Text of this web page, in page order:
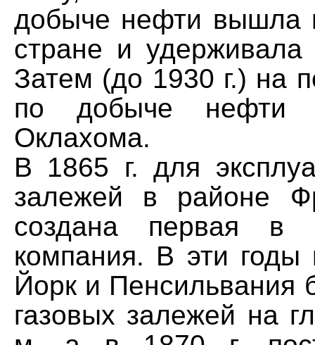
добыче нефти вышла
стране и
Затем (до 1930 г.) на
по добыче нефти
Оклахома.
В 1865 г. для
залежей в районе
создана первая в
компания. В эти
Йорк и Пенсильвания
газовых залежей на